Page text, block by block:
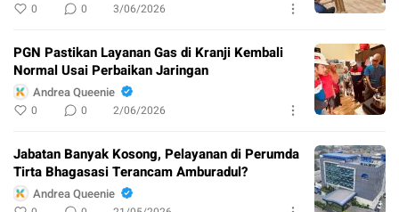
0 0 3/06/2026
PGN Pastikan Layanan Gas di Kranji Kembali
Normal Usai Perbaikan Jaringan
Andrea Queenie
0 0 2/06/2026
Jabatan Banyak Kosong, Pelayanan di Perumda
Tirta Bhagasasi Terancam Amburadul?
Andrea Queenie